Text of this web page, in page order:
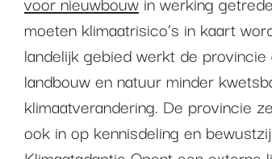
moeten klimaatrisico’s in kaart
landelijk gebied werkt de
landbouw en natuur minder
klimaatverandering. De provincie
ook in op kennisdeling en